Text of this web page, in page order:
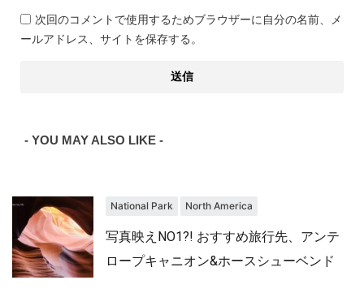
次回のコメントで使用するためブラウザーに自分の名前、メ
ールアドレス、サイトを保存する。
- YOU MAY ALSO LIKE -
National Park North America
写真映えNO1?! おすすめ旅行先、アンテ
ロープキャニオン&ホースシューベンド